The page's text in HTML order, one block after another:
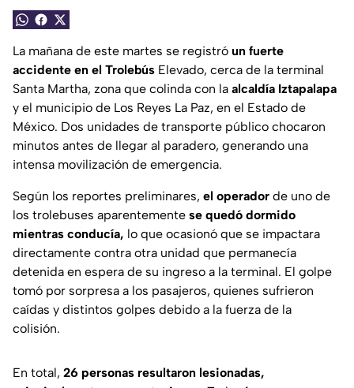
La mañana de este martes se registró un fuerte
accidente en el Trolebús Elevado, cerca de la terminal
Santa Martha, zona que colinda con la alcaldía Iztapalapa
y el municipio de Los Reyes La Paz, en el Estado de
México. Dos unidades de transporte público chocaron
minutos antes de llegar al paradero, generando una
intensa movilización de emergencia.
Según los reportes preliminares, el operador de uno de
los trolebuses aparentemente se quedó dormido
mientras conducía, lo que ocasionó que se impactara
directamente contra otra unidad que permanecía
detenida en espera de su ingreso a la terminal. El golpe
tomó por sorpresa a los pasajeros, quienes sufrieron
caídas y distintos golpes debido a la fuerza de la
colisión.
En total, 26 personas resultaron lesionadas,